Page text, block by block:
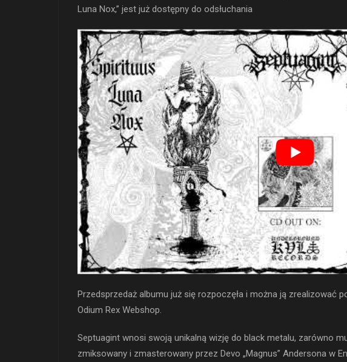
Luna Nox,” jest już dostępny do odsłuchania
Przedsprzedaż albumu już się rozpoczęła i można ją zrealizować
Odium Rex Webshop.
Septuagint wnosi swoją unikalną wizję do black metalu, zarówno
zmiksowany i zmasterowany przez Devo „Magnus” Andersona w